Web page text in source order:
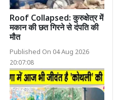
Roof Collapsed: कुरुक्षेत्र में
मकान की छत गिरने से दंपति की
मौत
Published On 04 Aug 2026
20:07:08